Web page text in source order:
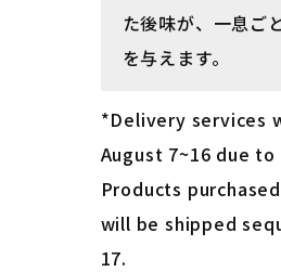
た後味が、一息ご
を与えます。
*Delivery services
August 7~16 due
Products
will be shipped
17.